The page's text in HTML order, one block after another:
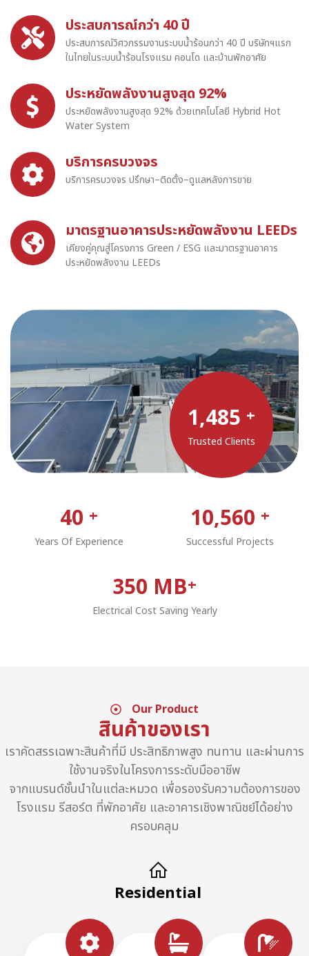
1,485 +
Trusted Clients
ประสบการณ์กว่า 40 ปี
ประสบการณ์วิศวกรรมงานระบบน้ำร้อนกว่า 40 ปี บริษัทฯแรก
ในไทยในระบบน้ำร้อนโรงแรม คอนโด และบ้านพักอาศัย
ประหยัดพลังงานสูงสุด 92%
ประหยัดพลังงานสูงสุด 92% ด้วยเทคโนโลยี Hybrid Hot
Water System
บริการครบวงจร
บริการครบวงจร ปรึกษา–ติดตั้ง–ดูแลหลังการขาย
มาตรฐานอาคารประหยัดพลังงาน LEEDs
เคียงคู่คุณสู่โครงการ Green / ESG และมาตรฐานอาคาร
ประหยัดพลังงาน LEEDs
40 +
Years Of Experience
10,560 +
Successful Projects
350 MB+
Electrical Cost Saving Yearly
Our Product
สินค้าของเรา
เราคัดสรรเฉพาะสินค้าที่มี ประสิทธิภาพสูง ทนทาน และผ่านการ
ใช้งานจริงในโครงการระดับมืออาชีพ
จากแบรนด์ชั้นนำในแต่ละหมวด เพื่อรองรับความต้องการของ
โรงแรม รีสอร์ต ที่พักอาศัย และอาคารเชิงพาณิชย์ได้อย่าง
ครอบคลุม
Residential